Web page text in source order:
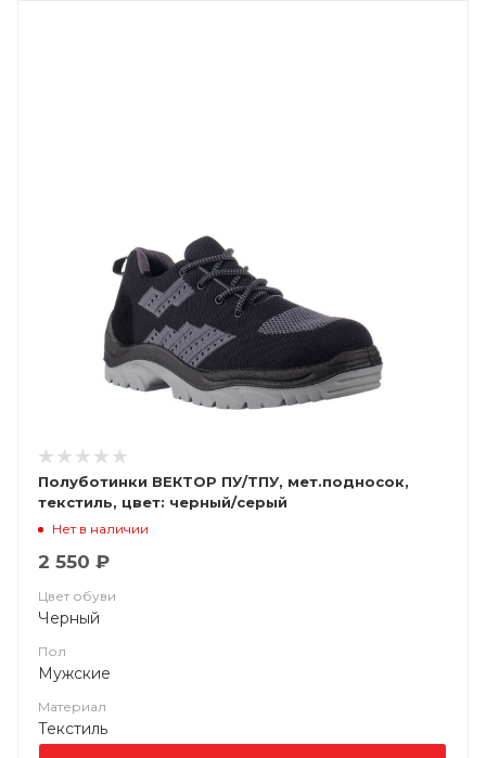
Полуботинки ВЕКТОР ПУ/ТПУ, мет.подносок,
текстиль, цвет: черный/серый
Нет в наличии
2 550 ₽
Цвет обуви
Черный
Пол
Мужские
Материал
Текстиль